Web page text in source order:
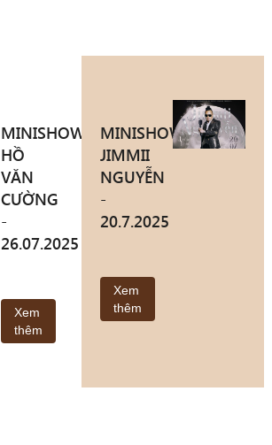
MINISHOW
HỒ
VĂN
CƯỜNG
-
26.07.2025
Xem
thêm
MINISHOW
JIMMII
NGUYỄN
-
20.7.2025
Xem
thêm